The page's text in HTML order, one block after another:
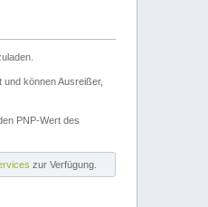
und können Ausreißer,
PNP-Wert des
zur Verfügung.